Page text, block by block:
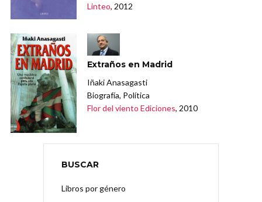
Linteo, 2012
Extraños en Madrid
Iñaki Anasagasti
Biografía, Política
Flor del viento Ediciones, 2010
BUSCAR
Libros por género